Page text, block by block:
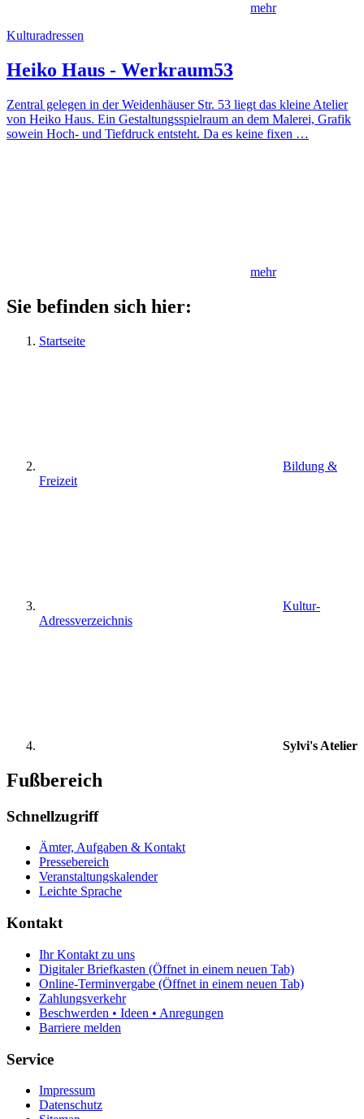
mehr
Kulturadressen
Heiko Haus - Werkraum53
Zentral gelegen in der Weidenhäuser Str. 53 liegt das kleine Atelier
von Heiko Haus. Ein Gestaltungsspielraum an dem Malerei, Grafik
sowein Hoch- und Tiefdruck entsteht. Da es keine fixen …
mehr
Sie befinden sich hier:
Startseite
Bildung &
Freizeit
Kultur-
Adressverzeichnis
Sylvi's Atelier
Fußbereich
Schnellzugriff
Ämter, Aufgaben & Kontakt
Pressebereich
Veranstaltungskalender
Leichte Sprache
Kontakt
Ihr Kontakt zu uns
Digitaler Briefkasten (Öffnet in einem neuen Tab)
Online-Terminvergabe (Öffnet in einem neuen Tab)
Zahlungsverkehr
Beschwerden • Ideen • Anregungen
Barriere melden
Service
Impressum
Datenschutz